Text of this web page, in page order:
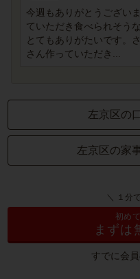
今週もありがとうござい
ていただき食べられそう
とてもありがたいです。
さん作っていただき...
左京区の
左京区の家
＼ １分
初め
まずは
すでに会員